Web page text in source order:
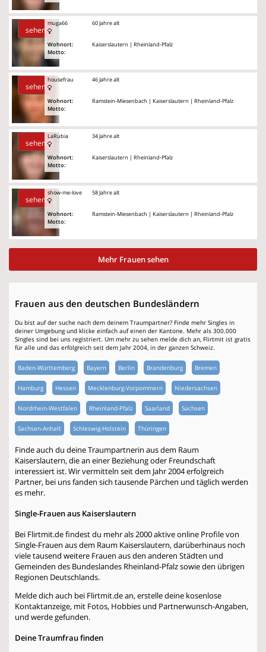
sehen
muga66
Wohnort:
Motto:
60 Jahre alt
Kaiserslautern | Rheinland-Pfalz
sehen
housefrau
Wohnort:
Motto:
46 Jahre alt
Ramstein-Miesenbach | Kaiserslautern | Rheinland-Pfalz
sehen
LaRubia
Wohnort:
Motto:
34 Jahre alt
Kaiserslautern | Rheinland-Pfalz
sehen
show-me-love
Wohnort:
Motto:
58 Jahre alt
Ramstein-Miesenbach | Kaiserslautern | Rheinland-Pfalz
Mehr Frauen sehen
Frauen aus den deutschen Bundesländern
Du bist auf der suche nach dem deinem Traumpartner? Finde mehr Singles in
deiner Umgebung und klicke einfach auf einen der Kantone. Mehr als 300.000
Singles sind bei uns registriert. Um mehr zu sehen melde dich an, Flirtmit ist gratis
für alle und das erfolgreich seit dem Jahr 2004, in der ganzen Schweiz.
Baden-Württemberg Bayern Berlin Brandenburg Bremen
Hamburg Hessen Mecklenburg-Vorpommern Niedersachsen
Nordrhein-Westfalen Rheinland-Pfalz Saarland Sachsen
Sachsen-Anhalt Schleswig-Holstein Thüringen
Finde auch du deine Traumpartnerin aus dem Raum
Kaiserslautern, die an einer Beziehung oder Freundschaft
interessiert ist. Wir vermitteln seit dem Jahr 2004 erfolgreich
Partner, bei uns fanden sich tausende Pärchen und täglich werden
es mehr.
Single-Frauen aus Kaiserslautern
Bei Flirtmit.de findest du mehr als 2000 aktive online Profile von
Single-Frauen aus dem Raum Kaiserslautern, darüberhinaus noch
viele tausend weitere Frauen aus den anderen Städten und
Gemeinden des Bundeslandes Rheinland-Pfalz sowie den übrigen
Regionen Deutschlands.
Melde dich auch bei Flirtmit.de an, erstelle deine kosenlose
Kontaktanzeige, mit Fotos, Hobbies und Partnerwunsch-Angaben,
und werde gefunden.
Deine Traumfrau finden